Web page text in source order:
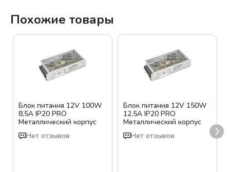
Похожие товары
Блок питания 12V 100W
8,5A IP20 PRO
Металлический корпус
Нет отзывов
Блок питания 12V 150W
12,5A IP20 PRO
Металлический корпус
Нет отзывов